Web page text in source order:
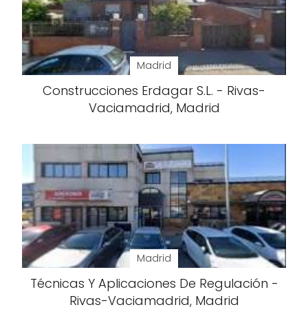
Madrid
Construcciones Erdagar S.L. - Rivas-
Vaciamadrid, Madrid
Madrid
Técnicas Y Aplicaciones De Regulación -
Rivas-Vaciamadrid, Madrid